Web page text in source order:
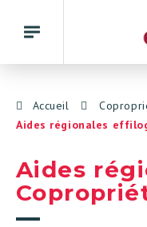
Basculer
navigation
Accueil
Aides régionales
Aides